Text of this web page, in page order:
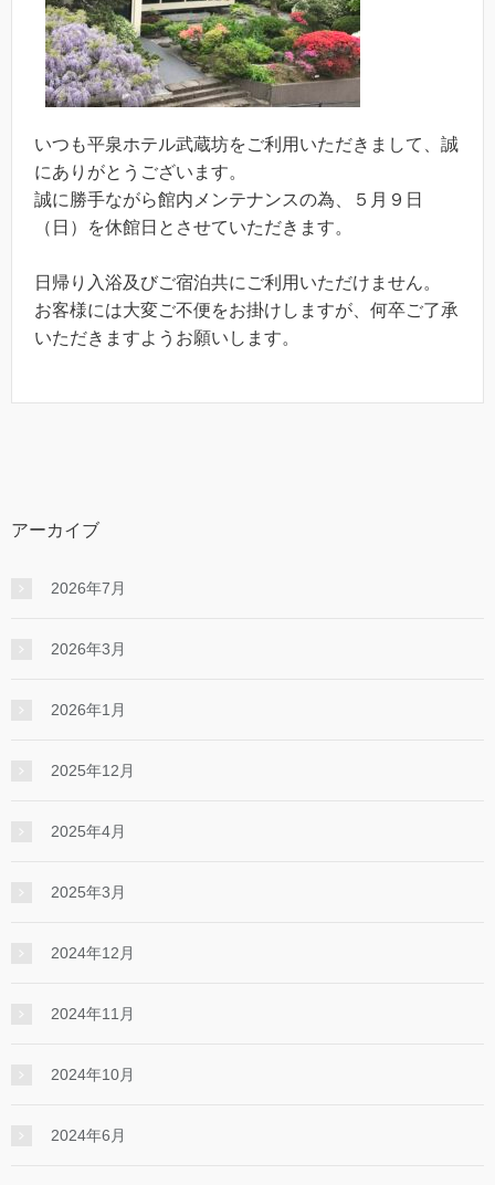
いつも平泉ホテル武蔵坊をご利用いただきまして、誠
にありがとうございます。
誠に勝手ながら館内メンテナンスの為、５月９日
（日）を休館日とさせていただきます。
日帰り入浴及びご宿泊共にご利用いただけません。
お客様には大変ご不便をお掛けしますが、何卒ご了承
いただきますようお願いします。
アーカイブ
2026年7月
2026年3月
2026年1月
2025年12月
2025年4月
2025年3月
2024年12月
2024年11月
2024年10月
2024年6月